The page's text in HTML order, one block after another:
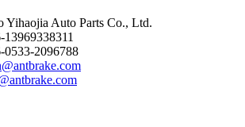
Yihaojia Auto Parts Co., Ltd.
13969338311
0533-2096788